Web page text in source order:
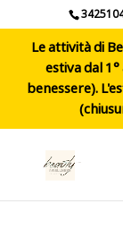
Le attività di
estiva dal
benessere).